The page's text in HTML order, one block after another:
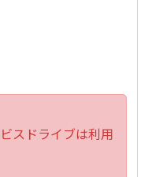
スドライブは利用